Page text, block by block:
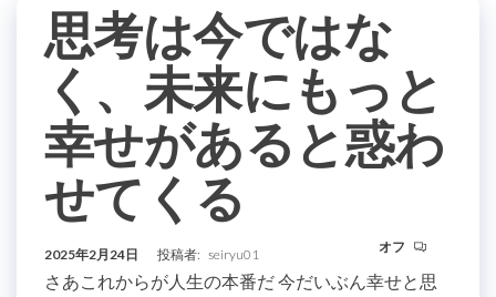
思考は今ではな
く、未来にもっと
幸せがあると惑わ
せてくる
2025年2月24日 投稿者: seiryu01 オフ
さあこれからが人生の本番だ 今だいぶん幸せと思